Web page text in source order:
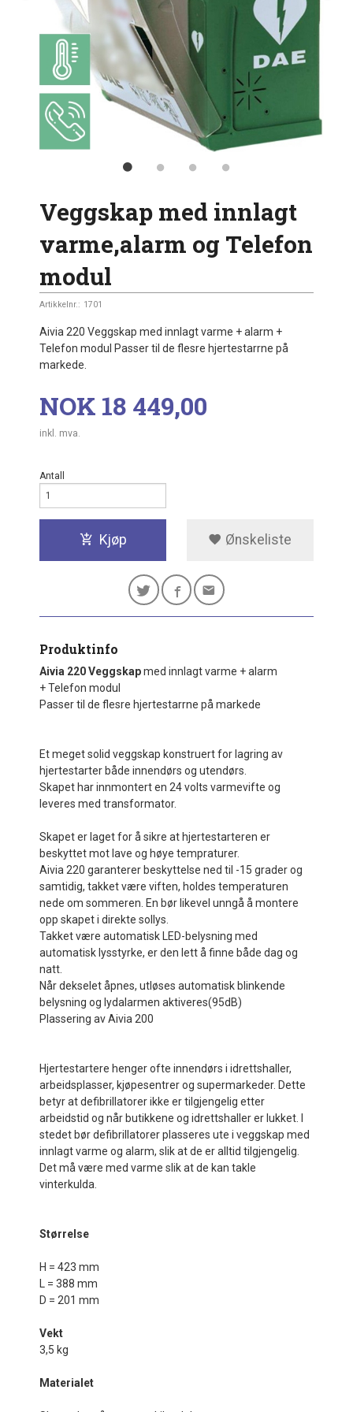
Veggskap med innlagt
varme,alarm og Telefon
modul
Artikkelnr.: 1701
Aivia 220 Veggskap med innlagt varme + alarm +
Telefon modul Passer til de flesre hjertestarrne på
markede.
Pris
NOK 18 449,00
inkl. mva.
Antall
Kjøp Ønskeliste
Produktinfo
Aivia 220 Veggskapmed innlagt varme + alarm
+Telefon modul
Passer til de flesre hjertestarrne på markede
Et meget solid veggskap konstruert for lagring av
hjertestarter både innendørs og utendørs.
Skapet har innmontert en 24 volts varmevifte og
leveres med transformator.
Skapet er laget for å sikre at hjertestarteren er
beskyttet mot lave og høye tempraturer.
Aivia 220 garanterer beskyttelse ned til -15 grader og
samtidig, takket være viften, holdes temperaturen
nede om sommeren. En bør likevel unngå å montere
opp skapet i direkte sollys.
Takket være automatisk LED-belysning med
automatisk lysstyrke, er den lett å finne både dag og
natt.
Når dekselet åpnes, utløses automatisk blinkende
belysning og lydalarmen aktiveres(95dB)
Plassering av Aivia 200
Hjertestartere henger ofte innendørs i idrettshaller,
arbeidsplasser, kjøpesentrer og supermarkeder. Dette
betyr at defibrillatorer ikke er tilgjengelig etter
arbeidstid og når butikkene og idrettshaller er lukket. I
stedet bør defibrillatorer plasseres ute i veggskap med
innlagt varme og alarm, slik at de er alltid tilgjengelig.
Det må være med varme slik at de kan takle
vinterkulda.
Størrelse
H = 423 mm
L = 388 mm
D = 201 mm
Vekt
3,5 kg
Materialet